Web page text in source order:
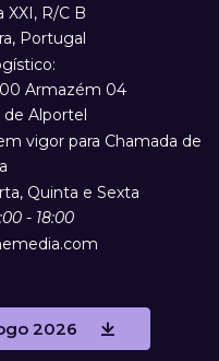
XXI, R/C B
Portugal
Armazém 04
de Alportel
vigor para Chamada de
Quinta e Sexta
- 18:00
2026